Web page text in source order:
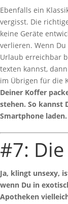
Ebenfalls ein
vergisst. Die
keine Geräte
verlieren. Wenn
Urlaub erreichbar
texten kannst,
im Übrigen für die
Deiner Koffer
stehen. So kannst
Smartphone laden.
#7:
Ja, klingt unsexy,
wenn Du in
Apotheken